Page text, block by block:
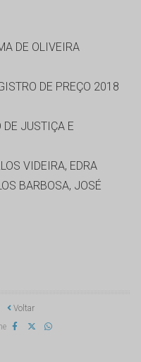
DE OLIVEIRA
DE PREÇO 2018
DE JUSTIÇA E
VIDEIRA, EDRA
BARBOSA, JOSÉ
Voltar